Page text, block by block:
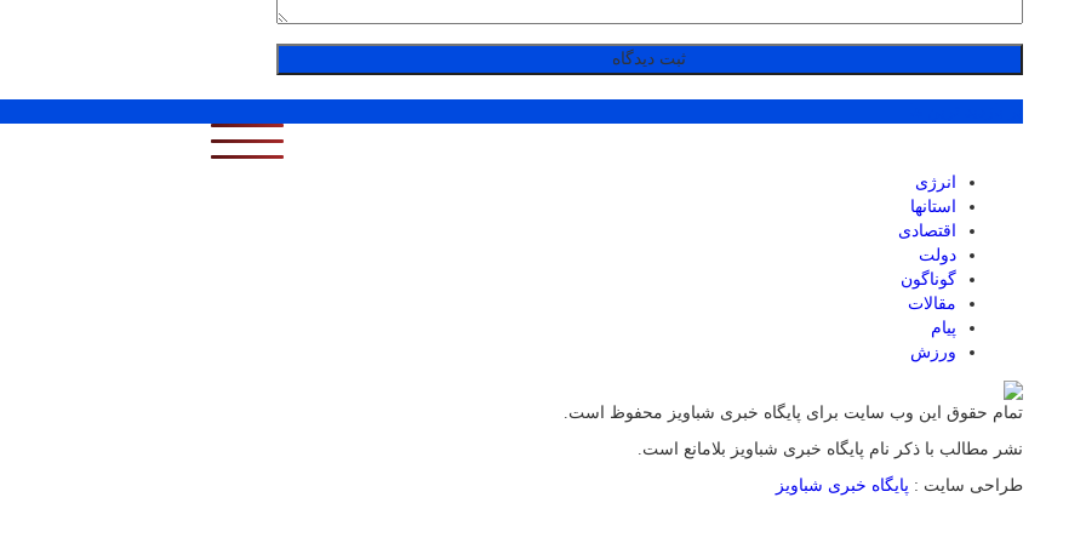
انرژی
استانها
اقتصادی
دولت
گوناگون
مقالات
پیام
ورزش
تمام حقوق این وب سایت برای پایگاه خبری شباویز محفوظ است.
نشر مطالب با ذکر نام پایگاه خبری شباویز بلامانع است.
طراحی سایت : پایگاه خبری شباویز